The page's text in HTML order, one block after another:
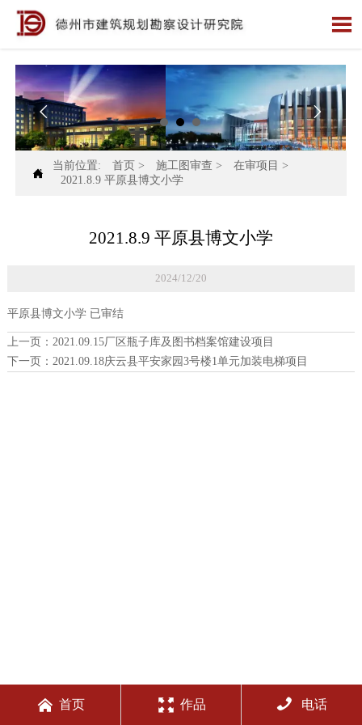

 

当前位置: 首页 > 施工图审查 > 在审项目 >
2021.8.9 平原县博文小学
2021.8.9 平原县博文小学
2024/12/20
平原县博文小学 已审结
上一页： 2021.09.15厂区瓶子库及图书档案馆建设项目
下一页： 2021.09.18庆云县平安家园3号楼1单元加装电梯项目
 首页  作品  电话